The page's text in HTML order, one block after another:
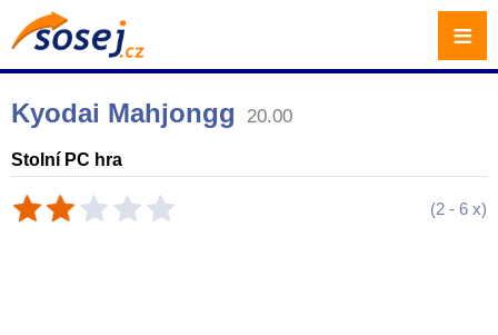
Kyodai Mahjongg 20.00
Stolní PC hra
(2 - 6 x)
≡